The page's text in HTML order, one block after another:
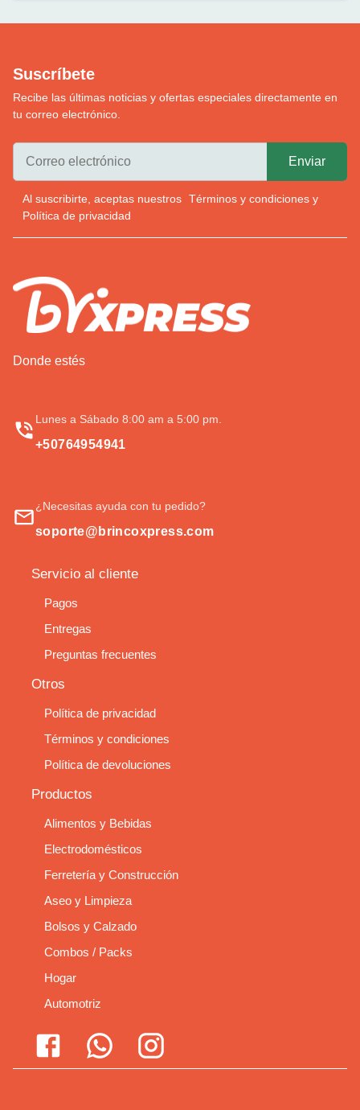
Suscríbete
Recibe las últimas noticias y ofertas especiales directamente en
tu correo electrónico.
Al suscribirte, aceptas nuestros Términos y condiciones y
Política de privacidad
Donde estés
Lunes a Sábado 8:00 am a 5:00 pm.
+50764954941
¿Necesitas ayuda con tu pedido?
soporte@brincoxpress.com
Servicio al cliente
Pagos
Entregas
Preguntas frecuentes
Otros
Política de privacidad
Términos y condiciones
Política de devoluciones
Productos
Alimentos y Bebidas
Electrodomésticos
Ferretería y Construcción
Aseo y Limpieza
Bolsos y Calzado
Combos / Packs
Hogar
Automotriz